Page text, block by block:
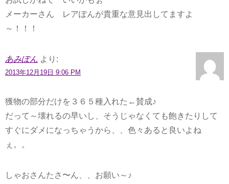
メーカーさん レアぽんが貴重な意見出してますよ
～！！！
あみぽん より:
2013年12月19日 9:06 PM
獲物の部分だけを３６５種入れた←賛成♪
だって～壊れるの早いし、そうじゃなくても飽きたりして
すぐにダメになっちゃうから、、色々あると良いよね
ぇ。。
しゃおさんたさ〜ん、、お願い～♪